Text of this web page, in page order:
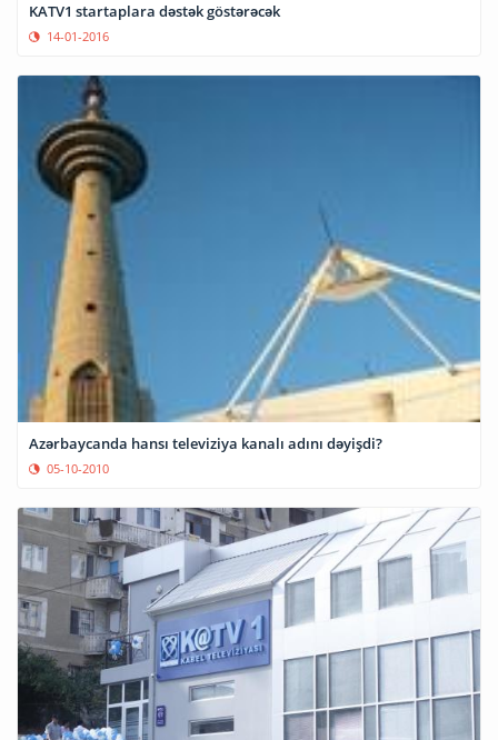
KATV1 startaplara dəstək göstərəcək
14-01-2016
Azərbaycanda hansı televiziya kanalı adını dəyişdi?
05-10-2010